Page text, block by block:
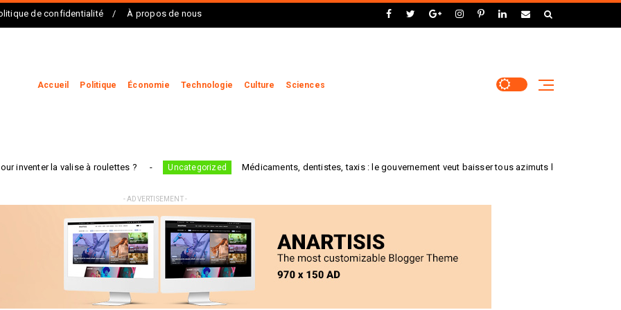
de confidentialité À propos de nous
Accueil Politique Économie Technologie Culture Sciences
à roulettes ? Uncategorized Médicaments, dentistes, taxis : le gouvernement veut baisser tous azimuts les taux de remboursement de
- ADVERTISEMENT -
marché et la sécurité
numérique. 3. Projets phares
2020, réunit 55 partenaires de
technologique Gradiant, ce
des technologies de
sécurité publique tout en
respectant la vie privée des
citoyens. 4. Défis et